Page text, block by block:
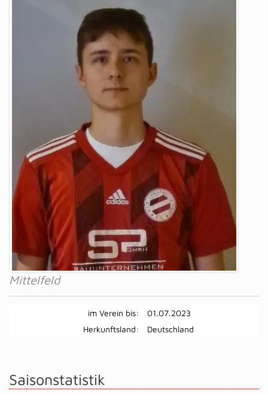
Mittelfeld
im Verein bis:
01.07.2023
Herkunftsland:
Deutschland
Saisonstatistik